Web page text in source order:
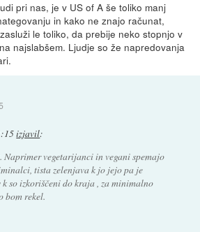
pri nas, je v US of A še toliko manj
in kako ne znajo računat,
le toliko, da prebije neko stopnjo v
najslabšem. Ljudje so že napredovanja
izjavil:
Naprimer vegetarijanci in vegani spemajo
tista zelenjava k jo jejo pa je
so izkoriščeni do kraja , za minimalno
bom rekel.